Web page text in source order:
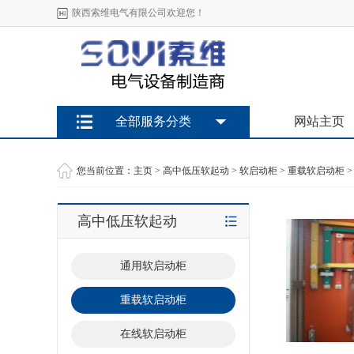
陕西索维电气有限公司欢迎您！
网站主页
全部服务分类
您当前位置： 主页 > 高中低压软起动 > 软启动柜 > 重载软启动柜 >
高中低压软起动
通用软启动柜
重载软启动柜
在线软启动柜